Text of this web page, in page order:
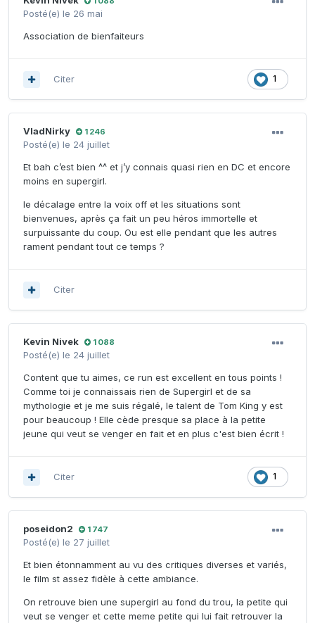
Posté(e) le 26 mai
Association de bienfaiteurs
1
Citer
VladNirky 1 246
Posté(e) le 24 juillet
Et bah c’est bien ^^ et j’y connais quasi rien en DC et encore
moins en supergirl.
le décalage entre la voix off et les situations sont
bienvenues, après ça fait un peu héros immortelle et
surpuissante du coup. Ou est elle pendant que les autres
rament pendant tout ce temps ?
Citer
Kevin Nivek 1 088
Posté(e) le 24 juillet
Content que tu aimes, ce run est excellent en tous points !
Comme toi je connaissais rien de Supergirl et de sa
mythologie et je me suis régalé, le talent de Tom King y est
pour beaucoup ! Elle cède presque sa place à la petite
jeune qui veut se venger en fait et en plus c'est bien écrit !
1
Citer
poseidon2 1 747
Posté(e) le 27 juillet
Et bien étonnamment au vu des critiques diverses et variés,
le film st assez fidèle à cette ambiance.
On retrouve bien une supergirl au fond du trou, la petite qui
veut se venger et cette meme petite qui lui fait retrouver la